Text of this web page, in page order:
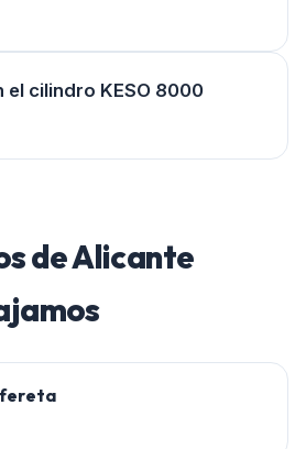
el cilindro KESO 8000
deAlicante